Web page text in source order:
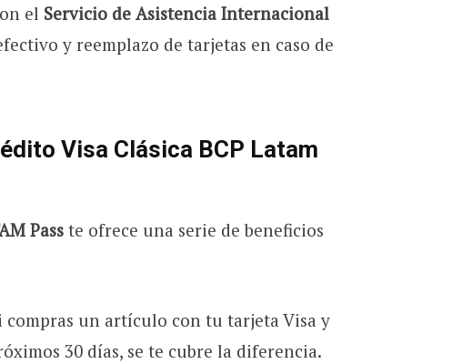
el Servicio de Asistencia Internacional
y reemplazo de tarjetas en caso de
Visa Clásica BCP Latam
Passte ofrece una serie de beneficios
compras un artículo con tu tarjeta Visa y
30 días, se te cubre la diferencia.